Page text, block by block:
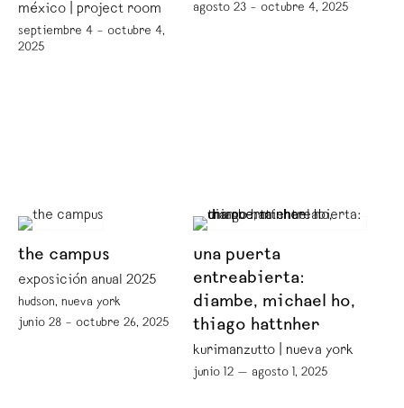
méxico | project room
septiembre 4 – octubre 4,
2025
agosto 23 – octubre 4, 2025
the campus
exposición anual 2025
hudson, nueva york
junio 28 – octubre 26, 2025
una puerta
entreabierta:
diambe, michael ho,
thiago hattnher
kurimanzutto | nueva york
junio 12 — agosto 1, 2025